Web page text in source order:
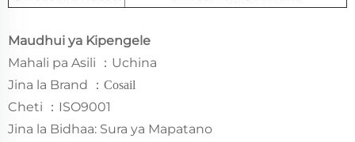
Maudhui ya Kipengele
Mahali pa Asili
： Uchina
Jina la Brand
： Cosail
Cheti ： ISO9001
Jina la Bidhaa: Sura ya Mapatano